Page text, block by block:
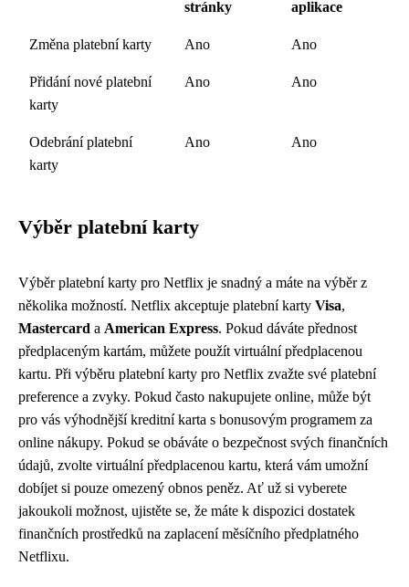
stránky aplikace
Změna platební karty Ano Ano
Přidání nové platební
karty
Ano Ano
Odebrání platební
karty
Ano Ano
Výběr platební karty
Výběr platební karty pro Netflix je snadný a máte na výběr z
několika možností. Netflix akceptuje platební karty Visa,
Mastercard a American Express. Pokud dáváte přednost
předplaceným kartám, můžete použít virtuální předplacenou
kartu. Při výběru platební karty pro Netflix zvažte své platební
preference a zvyky. Pokud často nakupujete online, může být
pro vás výhodnější kreditní karta s bonusovým programem za
online nákupy. Pokud se obáváte o bezpečnost svých finančních
údajů, zvolte virtuální předplacenou kartu, která vám umožní
dobíjet si pouze omezený obnos peněz. Ať už si vyberete
jakoukoli možnost, ujistěte se, že máte k dispozici dostatek
finančních prostředků na zaplacení měsíčního předplatného
Netflixu.